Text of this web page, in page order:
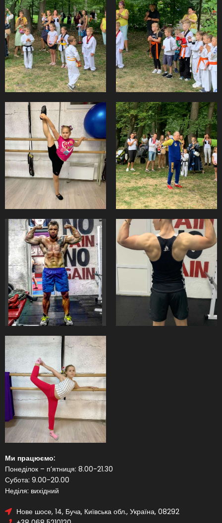
Ми працюємо:
Понеділок – п’ятниця: 8.00-21.30
Субота: 9.00-20.00
Неділя: вихідний
Нове шосе, 14, Буча, Київська обл., Україна, 08292